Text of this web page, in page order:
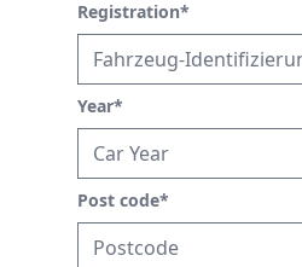
Registration*
Year*
Post code*